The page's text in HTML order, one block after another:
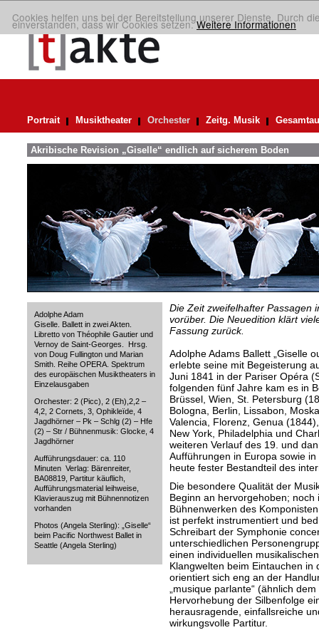
Cookies helfen uns bei der Bereitstellung unserer Dienste. Durch
einverstanden, dass wir Cookies setzen.Weitere Informationen
Portrait Musiktheater Orchester Zeitg. Musik
Akribische Revision „Giselle“ endlich auf sicherem Boden
Adolphe Adam
Giselle. Ballett in zwei Akten.
Libretto von Théophile Gautier und
Vernoy de Saint-Georges. Hrsg.
von Doug Fullington und Marian
Smith. Reihe OPERA. Spektrum
des europäischen Musiktheaters in
Einzelausgaben
Orchester: 2 (Picc), 2 (Eh),2,2 –
4,2, 2 Cornets, 3, Ophikleïde, 4
Jagdhörner – Pk – Schlg (2) – Hfe
(2) – Str / Bühnenmusik: Glocke, 4
Jagdhörner
Aufführungsdauer: ca. 110
Minuten Verlag: Bärenreiter,
BA08819, Partitur käuflich,
Aufführungsmaterial leihweise,
Klavierauszug mit Bühnennotizen
vorhanden
Photos (Angela Sterling): „Giselle“
beim Pacific Northwest Ballet in
Seattle (Angela Sterling)
Die Zeit zweifelhafter Passagen
vorüber. Die Neuedition klärt
Fassung zurück.
Adolphe Adams Ballett „Giselle
erlebte seine mit Begeisterung
Juni 1841 in der Pariser Opéra
folgenden fünf Jahre kam es in
Brüssel, Wien, St. Petersburg
Bologna, Berlin, Lissabon,
Valencia, Florenz, Genua
New York, Philadelphia und
weiteren Verlauf des 19. und
Aufführungen in Europa sowie
heute fester Bestandteil des
Die besondere Qualität der
Beginn an hervorgehoben; noch
Bühnenwerken des
ist perfekt instrumentiert und
Schreibart der Symphonie
unterschiedlichen
einen individuellen
Klangwelten beim Eintauchen in
orientiert sich eng an der
„musique parlante“ (ähnlich
Hervorhebung der Silbenfolge
herausragende, einfallsreiche
wirkungsvolle Partitur.